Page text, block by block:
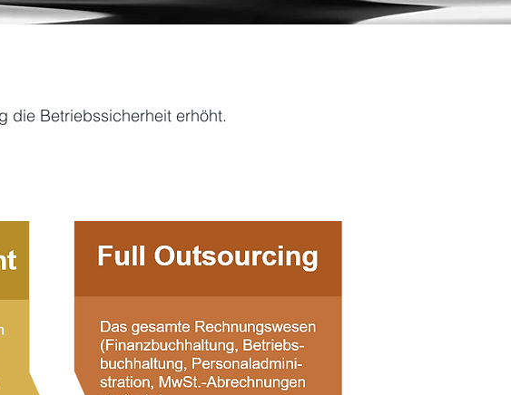
die Betriebssicherheit erhöht.